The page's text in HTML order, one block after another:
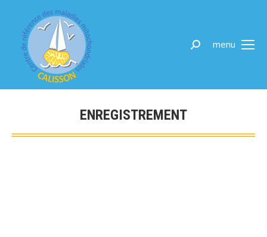
menu
ENREGISTREMENT